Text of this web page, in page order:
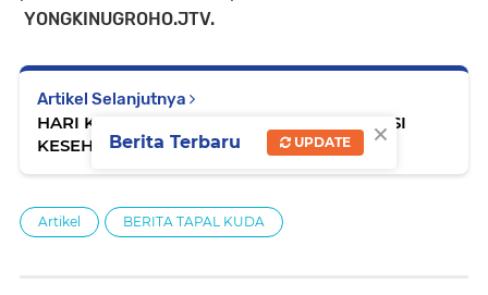
YONGKINUGROHO.JTV.
Artikel Selanjutnya
HARI KE 5 PENGUNGSI KELUHKAN KONDISI
KESEHATAN
Artikel BERITA TAPAL KUDA
×
Berita Terbaru UPDATE